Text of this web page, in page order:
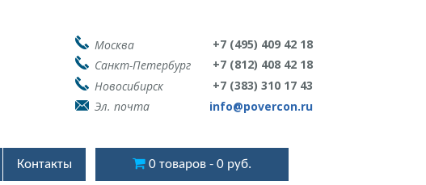
Москва
+7 (495) 409 42 18
Санкт-Петербург
+7 (812) 408 42 18
Новосибирск
+7 (383) 310 17 43
Эл. почта
info@povercon.ru
Контакты 0 товаров 0 руб.